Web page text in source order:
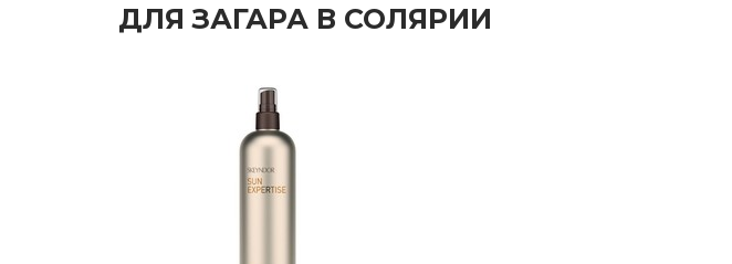
ДЛЯ ЗАГАРА В СОЛЯРИИ